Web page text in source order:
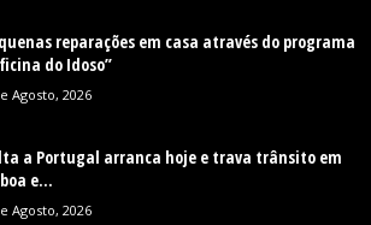
reparações em casa através do programa
do Idoso”
Agosto, 2026
a Portugal arranca hoje e trava trânsito em
e...
Agosto, 2026